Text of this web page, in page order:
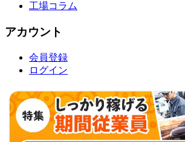
工場コラム
アカウント
会員登録
ログイン